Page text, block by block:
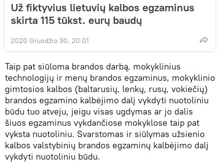
Už fiktyvius lietuvių kalbos egzaminus
skirta 115 tūkst. eurų baudų
2020 Gruodžio 30, 20:01
Taip pat siūloma brandos darbą, mokyklinius
technologijų ir menų brandos egzaminus, mokyklinio
gimtosios kalbos (baltarusių, lenkų, rusų, vokiečių)
brandos egzamino kalbėjimo dalį vykdyti nuotoliniu
būdu tuo atveju, jeigu visas ugdymas ar jo dalis
šiuos egzaminus vykdančiose mokyklose taip pat
vyksta nuotoliniu. Svarstomas ir siūlymas užsienio
kalbos valstybinių brandos egzaminų kalbėjimo dalį
vykdyti nuotoliniu būdu.